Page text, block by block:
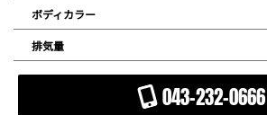
ボディカラー
排気量
043-232-0666